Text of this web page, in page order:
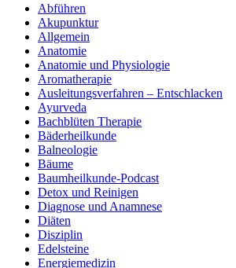
Abführen
Akupunktur
Allgemein
Anatomie
Anatomie und Physiologie
Aromatherapie
Ausleitungsverfahren – Entschlacken
Ayurveda
Bachblüten Therapie
Bäderheilkunde
Balneologie
Bäume
Baumheilkunde-Podcast
Detox und Reinigen
Diagnose und Anamnese
Diäten
Disziplin
Edelsteine
Energiemedizin